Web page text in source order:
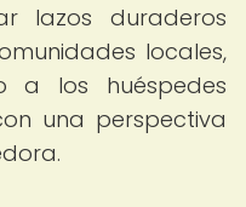
lazos duraderos
locales,
a los huéspedes
una perspectiva